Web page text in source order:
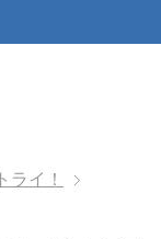
ライ！